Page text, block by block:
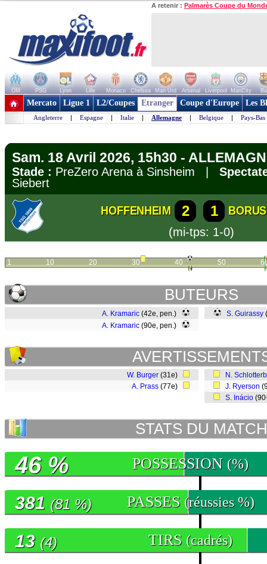
A retenir : Palmarès Coupe du
OM PSG Lyon Lille Monaco Chelsea Man Utd Arsenal Liverpool ManCity
+ de clubs
Mercato Ligue 1 L2/Coupes Etranger Coupe d'Europe Les
Angleterre | Espagne | Italie | Allemagne | Belgique | Pays-Bas
Sam. 18 Avril 2026, 15h30 -
Stade : PreZero Arena à Sinsheim |
Siebert
HOFFENHEIM 2 1
(mi-tps: 1-0)
1 10 20 30 40 50
BUTEURS
A. Kramaric (42e, pen.)
A. Kramaric (90e, pen.)
S. Guirassy
W. Burger (31e)
A. Prass (77e)
N.
J. Ryerson
S. Inácio
STATS DU MATCH
POSSESSION (%)
46 %
PASSES (réussies %)
381 (81 %)
TIRS (cadrés)
13 (4)